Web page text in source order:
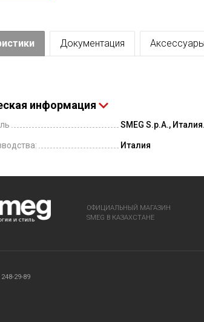
Документация Аксессуары
информация
SMEG S.p.A., Италия.
Италия
ОФИЦИАЛЬНЫЙ МАГАЗИН
SMEG В КАЗАХСТАНЕ
29-89